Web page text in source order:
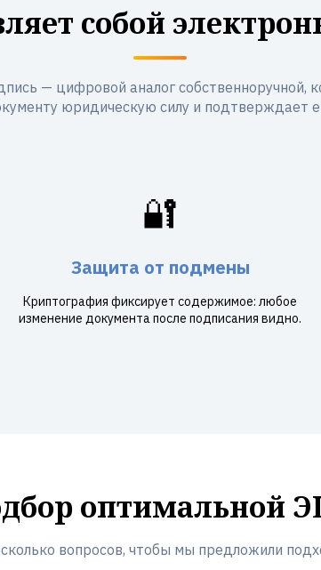
собой
— цифровой аналог собственноручной,
юридическую силу и подтверждает
🔐
Защита от подмены
Криптография фиксирует содержимое: любое
изменение документа после подписания видно.
оптимальной
вопросов, чтобы мы предложили